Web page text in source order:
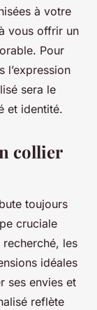
à votre
vous offrir un
Pour
l’expression
sera le
et identité.
collier
toujours
cruciale
les
idéales
ses envies et
reflète